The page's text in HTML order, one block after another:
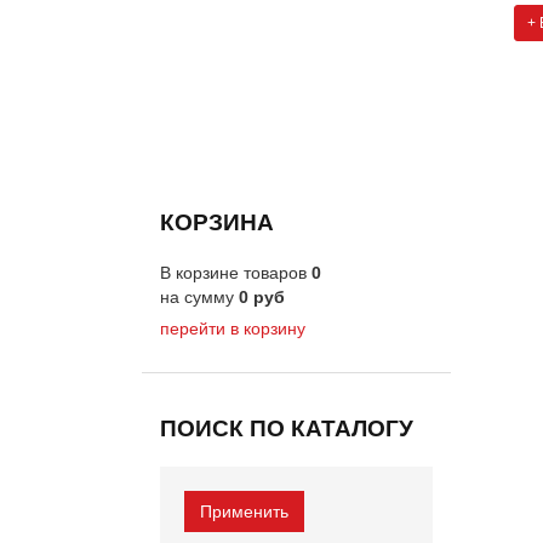
+
КОРЗИНА
В корзине товаров 0
на сумму 0 руб
перейти в корзину
ПОИСК ПО КАТАЛОГУ